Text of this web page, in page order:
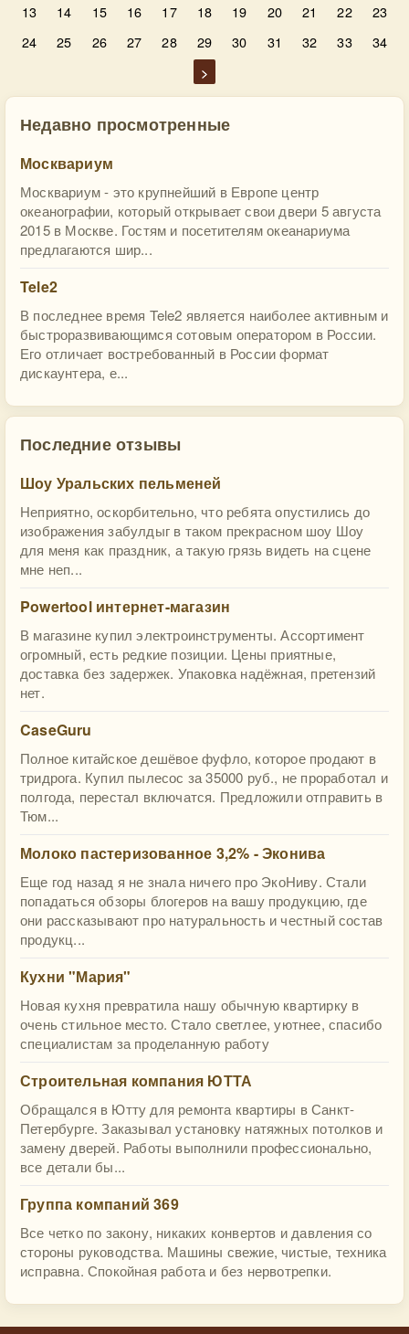
13
14 15 16 17 18 19 20 21 22
23
24
25 26 27 28 29 30 31 32 33
34
>
Недавно просмотренные
Москвариум
Москвариум - это крупнейший в Европе центр
океанографии, который открывает свои двери 5 августа
2015 в Москве. Гостям и посетителям океанариума
предлагаются шир...
Tele2
В последнее время Tele2 является наиболее активным и
быстроразвивающимся сотовым оператором в России.
Его отличает востребованный в России формат
дискаунтера, е...
Последние отзывы
Шоу Уральских пельменей
Неприятно, оскорбительно, что ребята опустились до
изображения забулдыг в таком прекрасном шоу Шоу
для меня как праздник, а такую грязь видеть на сцене
мне неп...
Powertool интернет-магазин
В магазине купил электроинструменты. Ассортимент
огромный, есть редкие позиции. Цены приятные,
доставка без задержек. Упаковка надёжная, претензий
нет.
CaseGuru
Полное китайское дешёвое фуфло, которое продают в
тридрога. Купил пылесос за 35000 руб., не проработал и
полгода, перестал включатся. Предложили отправить в
Тюм...
Молоко пастеризованное 3,2% - Эконива
Еще год назад я не знала ничего про ЭкоНиву. Стали
попадаться обзоры блогеров на вашу продукцию, где
они рассказывают про натуральность и честный состав
продукц...
Кухни "Мария"
Новая кухня превратила нашу обычную квартирку в
очень стильное место. Стало светлее, уютнее, спасибо
специалистам за проделанную работу
Строительная компания ЮТТА
Обращался в Ютту для ремонта квартиры в Санкт-
Петербурге. Заказывал установку натяжных потолков и
замену дверей. Работы выполнили профессионально,
все детали бы...
Группа компаний 369
Все четко по закону, никаких конвертов и давления со
стороны руководства. Машины свежие, чистые, техника
исправна. Спокойная работа и без нервотрепки.